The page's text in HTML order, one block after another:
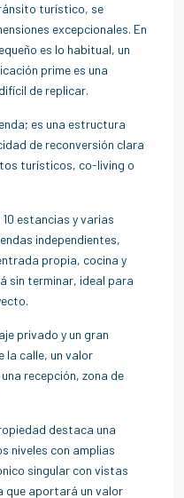
turístico, se
excepcionales. En
es lo habitual, un
prime es una
de replicar.
es una estructura
de reconversión clara
turísticos, co-living o
estancias y varias
independientes,
propia, cocina y
sin terminar, ideal para
privado y un gran
la calle, un valor
recepción, zona de
destaca una
niveles con amplias
singular con vistas
que aportará un valor